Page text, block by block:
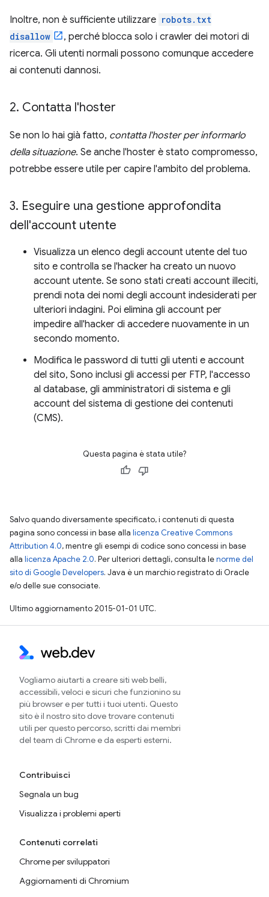
Inoltre, non è sufficiente utilizzare robots.txt
disallow
, perché blocca solo i crawler dei motori di
ricerca. Gli utenti normali possono comunque accedere
ai contenuti dannosi.
2. Contatta l'hoster
Se non lo hai già fatto, contatta l'hoster per informarlo
della situazione. Se anche l'hoster è stato compromesso,
potrebbe essere utile per capire l'ambito del problema.
3. Eseguire una gestione approfondita
dell'account utente
Visualizza un elenco degli account utente del tuo
sito e controlla se l'hacker ha creato un nuovo
account utente. Se sono stati creati account illeciti,
prendi nota dei nomi degli account indesiderati per
ulteriori indagini. Poi elimina gli account per
impedire all'hacker di accedere nuovamente in un
secondo momento.
Modifica le password di tutti gli utenti e account
del sito, Sono inclusi gli accessi per FTP, l'accesso
al database, gli amministratori di sistema e gli
account del sistema di gestione dei contenuti
(CMS).
Questa pagina è stata utile?
Salvo quando diversamente specificato, i contenuti di questa
pagina sono concessi in base alla licenza Creative Commons
Attribution 4.0, mentre gli esempi di codice sono concessi in base
alla licenza Apache 2.0. Per ulteriori dettagli, consulta lenorme del
sito di Google Developers. Java è un marchio registrato di Oracle
e/o delle sue consociate.
Ultimo aggiornamento 2015-01-01 UTC.
Vogliamo aiutarti a creare siti web belli,
accessibili, veloci e sicuri che funzionino su
più browser e per tutti i tuoi utenti. Questo
sito è il nostro sito dove trovare contenuti
utili per questo percorso, scritti dai membri
del team di Chrome e da esperti esterni.
Contribuisci
Segnala un bug
Visualizza i problemi aperti
Contenuti correlati
Chrome per sviluppatori
Aggiornamenti di Chromium